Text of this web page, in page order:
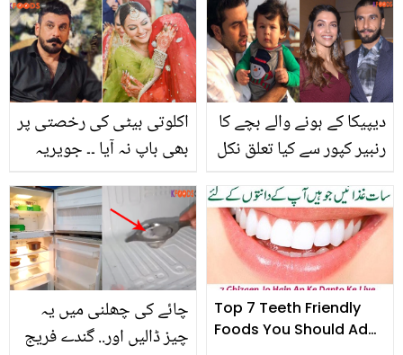
کے سائڈ ایفیکٹس کیا ہیں؟
لئے زیادہ محنت نہ کریں
بس ہماری بتائی ہوئی آسان
سی ٹِپس آزمائیں اور سفید
کپڑے چمکائیں
اکلوتی بیٹی کی رخصتی پر
بھی باپ نہ آیا ۔۔ جویریہ
اپنی پھر بھی اداکار شمعون
اس کی شادی میں کیوں
شریک نہ ہوئے؟
دیپیکا کے ہونے والے بچے کا
رنبیر کپور سے کیا تعلق نکل
رہ گئے
چائے کی چھلنی میں یہ
چیز ڈالیں اور.. گندے فریج
Top 7 Teeth Friendly
Foods You Should Add